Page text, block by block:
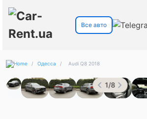
Все авто
/ Одесса / Audi Q8 2018
1/8